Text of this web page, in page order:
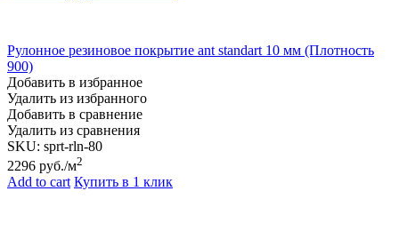
Рулонное резиновое покрытие ant standart 10 мм (Плотность
900)
Добавить в избранное
Удалить из избранного
Добавить в сравнение
Удалить из сравнения
SKU: sprt-rln-80
2296 руб./м2
Add to cart Купить в 1 клик